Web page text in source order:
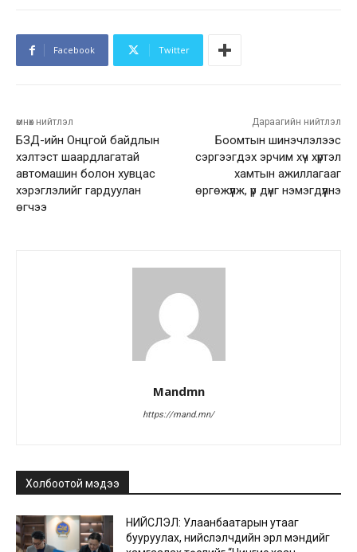
Facebook Twitter
өмнөх нийтлэл
БЗД-ийн Онцгой байдлын
хэлтэст шаардлагатай
автомашин болон хувцас
хэрэглэлийг гардуулан
өгчээ
Дараагийн нийтлэл
Боомтын шинэчлэлээс
сэргээгдэх эрчим хүч хүртэл
хамтын ажиллагааг
өргөжүүлж, үр дүнг нэмэгдүүлнэ
Mandmn
https://mand.mn/
Холбоотой мэдээ
НИЙСЛЭЛ: Улаанбаатарын утааг
бууруулах, нийслэлчүүдийн эрүүл мэндийг